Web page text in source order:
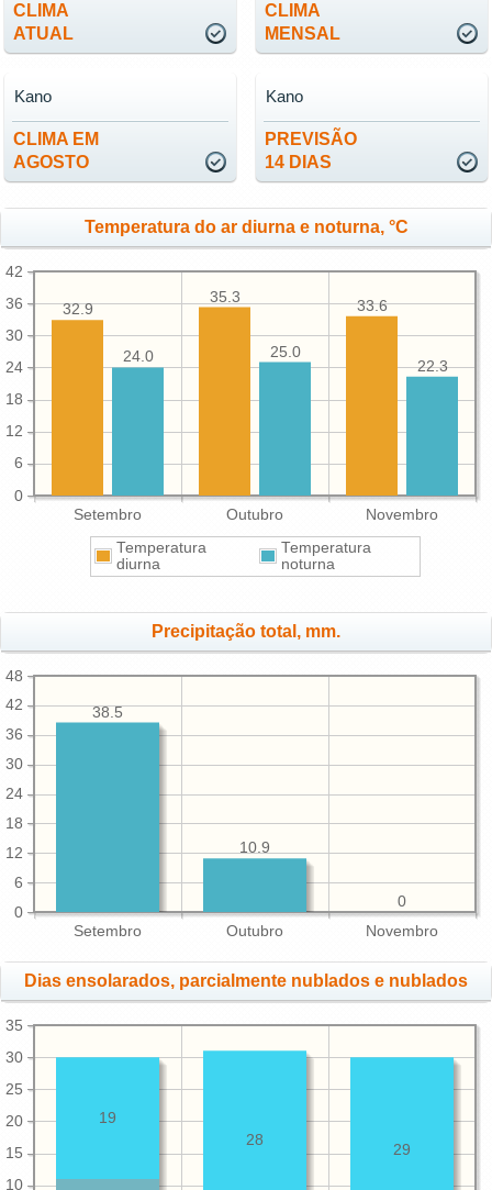
CLIMA
ATUAL
CLIMA
MENSAL
CLIMA EM
AGOSTO
Kano
PREVISÃO
14 DIAS
Kano
Temperatura do ar diurna e noturna, °C
Setembro Outubro Novembro
0
6
12
18
24
30
36
42
33.6
35.3
32.9
22.3
25.0
24.0
Temperatura
diurna
Temperatura
noturna
Precipitação total, mm.
Setembro Outubro Novembro
0
6
12
18
24
30
36
42
48
0
10.9
38.5
Dias ensolarados, parcialmente nublados e nublados
10
15
20
25
30
35
29
28
19